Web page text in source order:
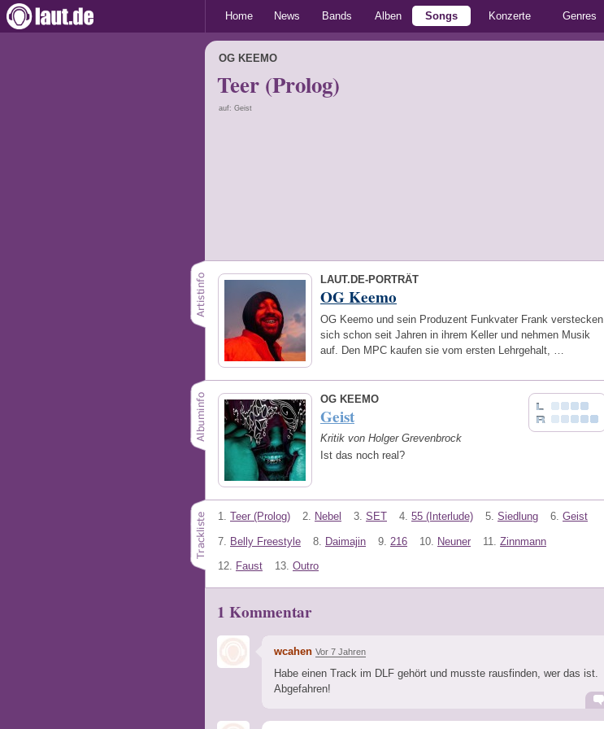
Home News Bands Alben Songs Konzerte Genres
OG KEEMO
Teer (Prolog)
auf: Geist
LAUT.DE-PORTRÄT
OG Keemo
OG Keemo und sein Produzent Funkvater Frank verstecken
sich schon seit Jahren in ihrem Keller und nehmen Musik
auf. Den MPC kaufen sie vom ersten Lehrgehalt, …
OG KEEMO
Geist
Kritik von Holger Grevenbrock
Ist das noch real?
1. Teer (Prolog) 2. Nebel 3. SET 4. 55 (Interlude) 5. Siedlung 6. Geist
7. Belly Freestyle 8. Daimajin 9. 216 10. Neuner 11. Zinnmann
12. Faust 13. Outro
1 Kommentar
wcahen Vor 7 Jahren
Habe einen Track im DLF gehört und musste rausfinden, wer das ist.
Abgefahren!
Alarm Antworten